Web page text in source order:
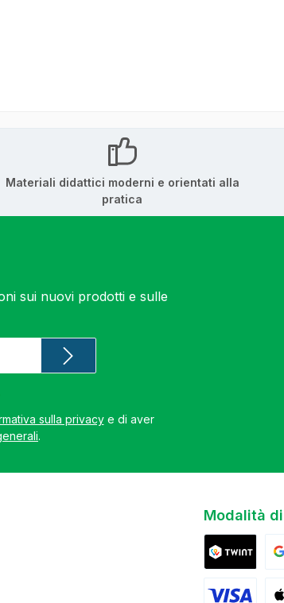
Materiali didattici moderni e orientati alla
pratica
sui nuovi prodotti e sulle
sulla privacye di aver
.
Modalità